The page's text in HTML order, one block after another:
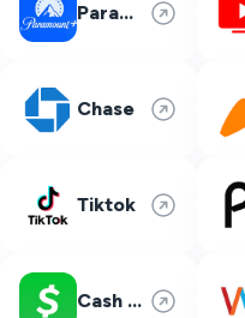
Paramount Plus
Chase
Tiktok
Cash App